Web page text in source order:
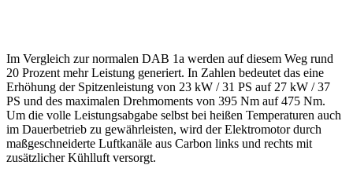
Im Vergleich zur normalen DAB 1a werden auf diesem Weg rund
20 Prozent mehr Leistung generiert. In Zahlen bedeutet das eine
Erhöhung der Spitzenleistung von 23 kW / 31 PS auf 27 kW / 37
PS und des maximalen Drehmoments von 395 Nm auf 475 Nm.
Um die volle Leistungsabgabe selbst bei heißen Temperaturen auch
im Dauerbetrieb zu gewährleisten, wird der Elektromotor durch
maßgeschneiderte Luftkanäle aus Carbon links und rechts mit
zusätzlicher Kühlluft versorgt.